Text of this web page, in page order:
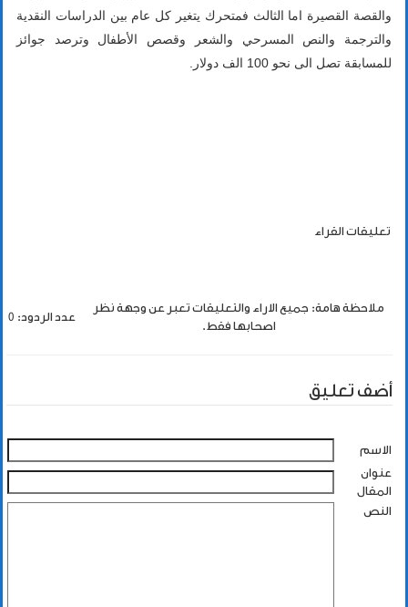
والقصة القصيرة اما الثالث فمتحرك يتغير كل عام بين الدراسات النقدية
والترجمة والنص المسرحي والشعر وقصص الأطفال وترصد جوائز
للمسابقة تصل الى نحو 100 الف دولار.
تعليقات القراء
ملاحظة هامة: جميع الاراء والتعليقات تعبر عن وجهة نظر
اصحابها فقط.
عدد الردود: 0
أضف تعليق
الاسم
عنوان
المقال
النص